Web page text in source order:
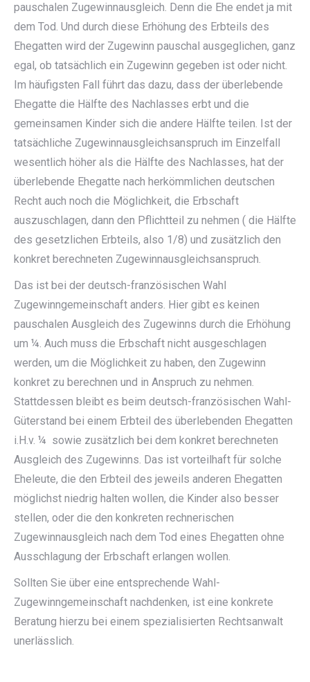
pauschalen Zugewinnausgleich. Denn die Ehe endet ja mit
dem Tod. Und durch diese Erhöhung des Erbteils des
Ehegatten wird der Zugewinn pauschal ausgeglichen, ganz
egal, ob tatsächlich ein Zugewinn gegeben ist oder nicht.
Im häufigsten Fall führt das dazu, dass der überlebende
Ehegatte die Hälfte des Nachlasses erbt und die
gemeinsamen Kinder sich die andere Hälfte teilen. Ist der
tatsächliche Zugewinnausgleichsanspruch im Einzelfall
wesentlich höher als die Hälfte des Nachlasses, hat der
überlebende Ehegatte nach herkömmlichen deutschen
Recht auch noch die Möglichkeit, die Erbschaft
auszuschlagen, dann den Pflichtteil zu nehmen ( die Hälfte
des gesetzlichen Erbteils, also 1/8) und zusätzlich den
konkret berechneten Zugewinnausgleichsanspruch.
Das ist bei der deutsch-französischen Wahl
Zugewinngemeinschaft anders. Hier gibt es keinen
pauschalen Ausgleich des Zugewinns durch die Erhöhung
um ¼. Auch muss die Erbschaft nicht ausgeschlagen
werden, um die Möglichkeit zu haben, den Zugewinn
konkret zu berechnen und in Anspruch zu nehmen.
Stattdessen bleibt es beim deutsch-französischen Wahl-
Güterstand bei einem Erbteil des überlebenden Ehegatten
i.H.v. ¼ sowie zusätzlich bei dem konkret berechneten
Ausgleich des Zugewinns. Das ist vorteilhaft für solche
Eheleute, die den Erbteil des jeweils anderen Ehegatten
möglichst niedrig halten wollen, die Kinder also besser
stellen, oder die den konkreten rechnerischen
Zugewinnausgleich nach dem Tod eines Ehegatten ohne
Ausschlagung der Erbschaft erlangen wollen.
Sollten Sie über eine entsprechende Wahl-
Zugewinngemeinschaft nachdenken, ist eine konkrete
Beratung hierzu bei einem spezialisierten Rechtsanwalt
unerlässlich.